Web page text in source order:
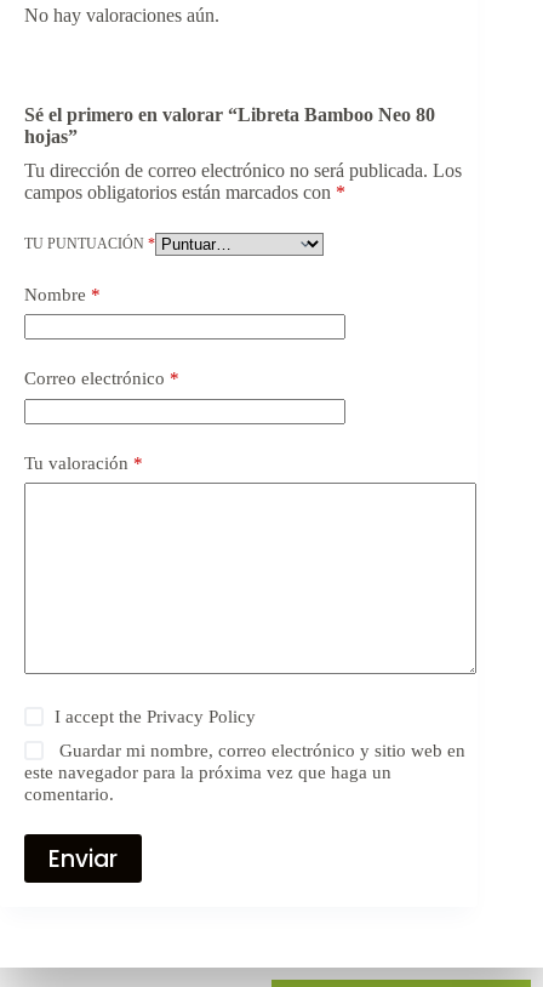
No hay valoraciones aún.
Sé el primero en valorar “Libreta Bamboo Neo 80
hojas”
Tu dirección de correo electrónico no será publicada. Los
campos obligatorios están marcados con *
TU PUNTUACIÓN *
Nombre *
Correo electrónico *
Tu valoración *
I accept thePrivacy Policy
Guardar mi nombre, correo electrónico y sitio web en
este navegador para la próxima vez que haga un
comentario.
Enviar